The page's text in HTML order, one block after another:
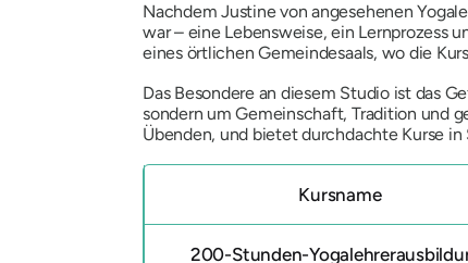
Nachdem Justine von angesehenen
war – eine Lebensweise, ein Lernprozess
eines örtlichen Gemeindesaals, wo die
Das Besondere an diesem Studio ist das
sondern um Gemeinschaft, Tradition und
Übenden, und bietet durchdachte Kurse
Kursname
200-Stunden-